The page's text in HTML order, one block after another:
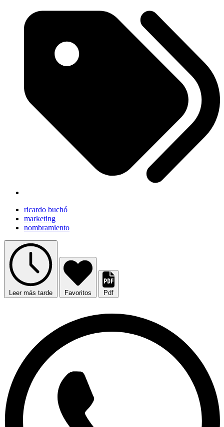
ricardo buchó
marketing
nombramiento
Leer más tarde Favoritos Pdf